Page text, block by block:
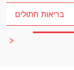
בריאות חתולים